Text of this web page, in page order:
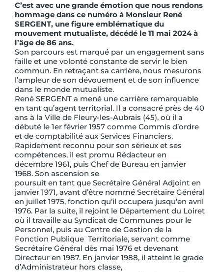
C’est avec une grande émotion que nous rendons
hommage dans ce numéro à Monsieur René
SERGENT, une figure emblématique du
mouvement mutualiste, décédé le 11 mai 2024 à
l’âge de 86 ans.
Son parcours est marqué par un engagement sans
faille et une volonté constante de servir le bien
commun. En retraçant sa carrière, nous mesurons
l’ampleur de son dévouement et de son influence
dans le monde mutualiste.
René SERGENT a mené une carrière remarquable
en tant qu’agent territorial. Il a consacré près de 40
ans à la Ville de Fleury-les-Aubrais (45), où il a
débuté le 1er février 1957 comme Commis d’ordre
et de comptabilité aux Services Financiers.
Rapidement reconnu pour son sérieux et ses
compétences, il est promu Rédacteur en
décembre 1961, puis Chef de Bureau en janvier
1968. Son ascension se
poursuit en tant que Secrétaire Général Adjoint en
janvier 1971, avant d’être nommé Secrétaire Général
en juillet 1975, fonction qu’il occupera jusqu’en avril
1976. Par la suite, il rejoint le Département du Loiret
où il travaille au Syndicat de Communes pour le
Personnel, puis au Centre de Gestion de la
Fonction Publique Territoriale, servant comme
Secrétaire Général dès mai 1976 et devenant
Directeur en 1987. En janvier 1988, il atteint le grade
d’Administrateur hors classe,